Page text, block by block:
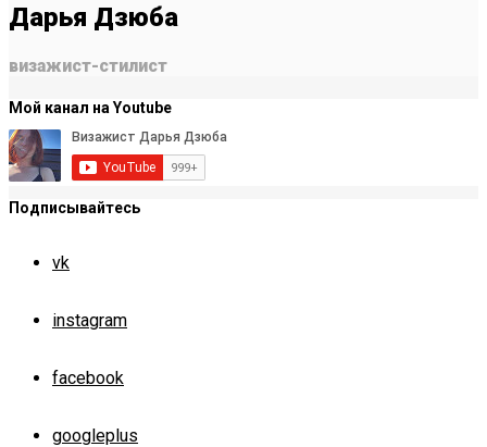
Дарья Дзюба
визажист-стилист
Мой канал на Youtube
Подписывайтесь
vk
instagram
facebook
googleplus